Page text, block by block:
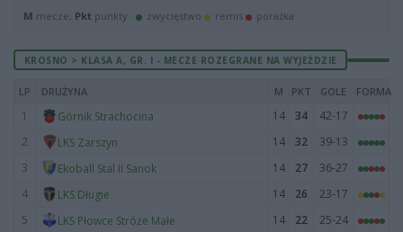
M mecze, Pkt punkty · zwycięstwo remis porażka
KROSNO > KLASA A, GR. I - MECZE ROZEGRANE NA WYJEŹDZIE
LP DRUŻYNA M PKT GOLE FORMA
1 Górnik Strachocina 14 34
42-17
2
LKS Zarszyn 14 32
39-13
3
Ekoball Stal II Sanok 14 27
36-27
4
LKS Długie 14 26
23-17
5
LKS Płowce Stróże Małe 14 22 25-24